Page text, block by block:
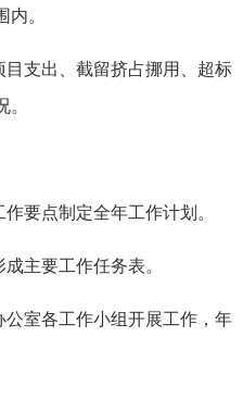
。
支出、截留挤占挪用、超标
要点制定全年工作计划。
主要工作任务表。
室各工作小组开展工作，年